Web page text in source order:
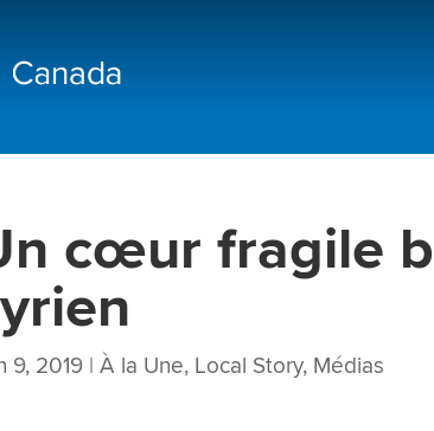
cœur fragile
9, 2019 |À la Une, Local Story, Médias